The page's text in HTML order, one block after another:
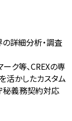
詳細分析・調査
ク等、CREXの専
活かしたカスタム
秘義務契約対応